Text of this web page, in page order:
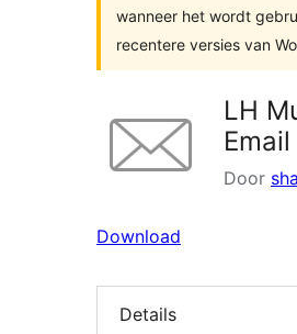
wanneer het wordt
recentere versies van
LH
Email
Door
Download
Details